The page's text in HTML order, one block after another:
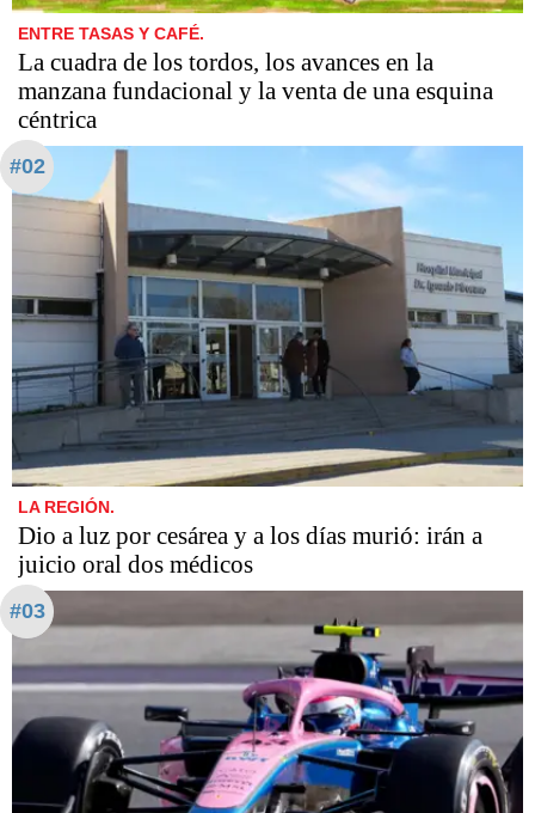
ENTRE TASAS Y CAFÉ.
La cuadra de los tordos, los avances en la
manzana fundacional y la venta de una esquina
céntrica
#02
LA REGIÓN.
Dio a luz por cesárea y a los días murió: irán a
juicio oral dos médicos
#03